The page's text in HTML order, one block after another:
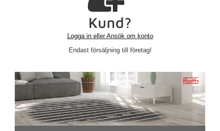
Kund?
Logga in eller Ansök om konto
Endast försäljning till företag!